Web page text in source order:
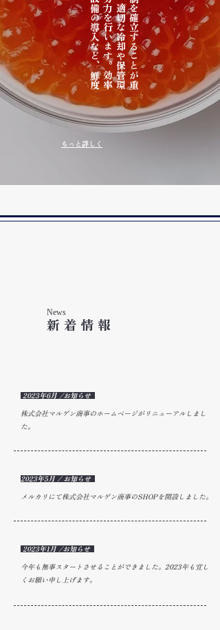
もっと詳しく
News
新着情報
2023年6月 /お知らせ
株式会社マルゲン商事のホームページがリニューアルしまし
た。
2023年5月 / お知らせ
メルカリにて株式会社マルゲン商事のSHOPを開設しました。
2023年1月 /お知らせ
今年も無事スタートさせることができました。2023年も宜し
くお願い申し上げます。